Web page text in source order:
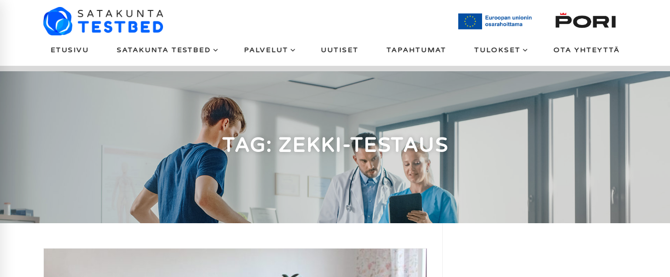
ETUSIVU SATAKUNTA TESTBED PALVELUT UUTISET TAPAHTUMAT TULOKSET OTA YHTEYTTÄ
TAG: ZEKKI-TESTAUS